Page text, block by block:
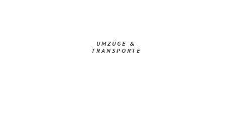
UMZÜGE &
TRANSPORTE